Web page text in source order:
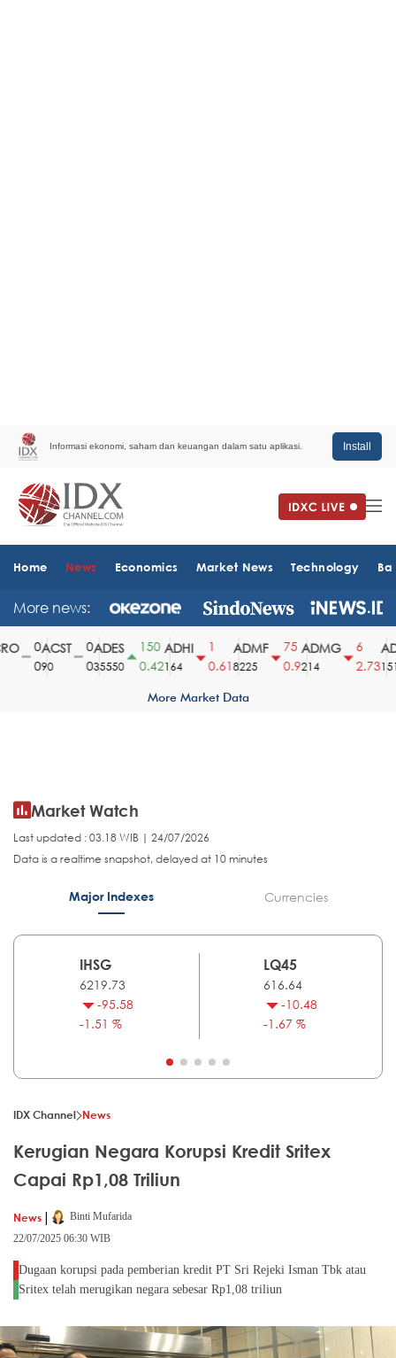
Informasi ekonomi, saham dan keuangan dalam satu aplikasi. Install
Home News Economics Market News Technology
More news:
ACST
90
ADES
35550
150
0.42
ADHI
164
0.61
ADMF
8225
75
0.9
ADMG
214
2.731510
More Market Data
Market Watch
Last updated : 03.18 WIB | 24/07/2026
Data is a realtime snapshot, delayed at 10 minutes
Major Indexes Currencies
IHSG
6219.73
-95.58
-1.51 %
LQ45
616.64
-10.48
-1.67 %
IDX Channel News
Kerugian Negara Korupsi Kredit Sritex
Capai Rp1,08 Triliun
News |
Binti Mufarida
22/07/2025 06:30 WIB
Dugaan korupsi pada pemberian kredit PT Sri Rejeki Isman Tbk atau
Sritex telah merugikan negara sebesar Rp1,08 triliun